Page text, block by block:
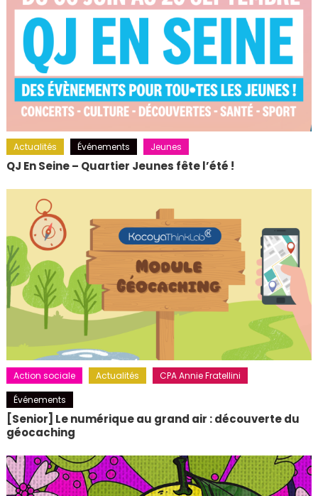
Actualités Événements Jeunes
QJ En Seine – Quartier Jeunes fête l’été !
Action sociale Actualités
CPA Annie Fratellini
Événements
[Senior] Le numérique au grand air : découverte du
géocaching